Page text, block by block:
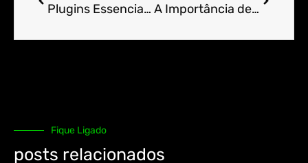
Plugins Essenciais para Blogueiros Iniciantes no WordPress A Importância de Testes de Carga em Sites WordPress
Fique Ligado
posts relacionados